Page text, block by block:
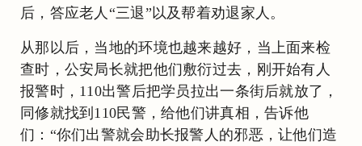
后，答应老人“三退”以及帮着劝退家人。
从那以后，当地的环境也越来越好，当上面来检
查时，公安局长就把他们敷衍过去，刚开始有人
报警时，110出警后把学员拉出一条街后就放了，
同修就找到110民警，给他们讲真相，告诉他
们：“你们出警就会助长报警人的邪恶，让他们造